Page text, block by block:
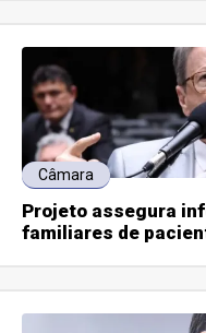
Câmara
Projeto assegura
familiares de